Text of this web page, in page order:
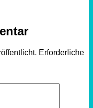
Erforderliche